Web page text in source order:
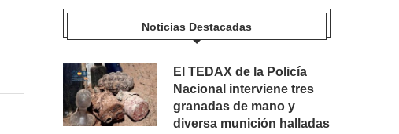
Noticias Destacadas
El TEDAX de la Policía
Nacional interviene tres
granadas de mano y
diversa munición halladas